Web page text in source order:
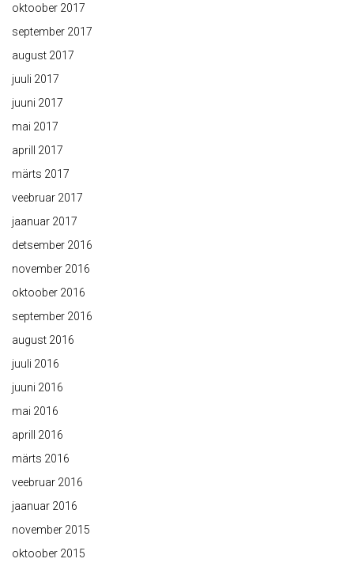
oktoober 2017
september 2017
august 2017
juuli 2017
juuni 2017
mai 2017
aprill 2017
märts 2017
veebruar 2017
jaanuar 2017
detsember 2016
november 2016
oktoober 2016
september 2016
august 2016
juuli 2016
juuni 2016
mai 2016
aprill 2016
märts 2016
veebruar 2016
jaanuar 2016
november 2015
oktoober 2015